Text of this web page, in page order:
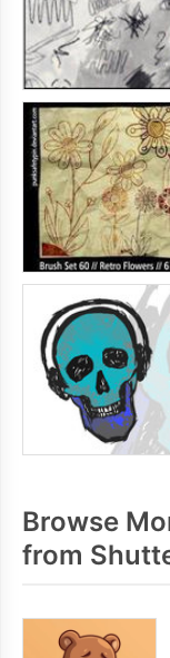
Browse
from